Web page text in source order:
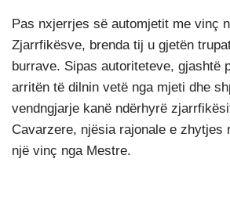
Pas nxjerrjes së automjetit me vinç
Zjarrfikësve, brenda tij u gjetën
burrave. Sipas autoriteteve, gjashtë
arritën të dilnin vetë nga mjeti dhe
vendngjarje kanë ndërhyrë
Cavarzere, njësia rajonale e zhytjes
një vinç nga Mestre.